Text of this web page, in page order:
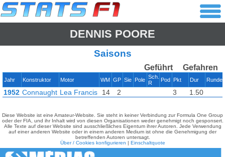
DENNIS POORE
Saisons
Geführt Gefahren
Jahr Konstruktor Motor WM GP Sie Pole Sch.
R
Pod Pkt Dur
1952 Connaught Lea Francis 14 2 3 1.50
Diese Website ist eine Amateur-Website. Sie steht in keiner Verbindung zur Formula One Group
oder der FIA, und ihr Inhalt wird von diesen Organisationen weder genehmigt noch gesponsert.
Alle Texte auf dieser Website sind ausschließliches Eigentum ihrer Autoren. Jede Verwendung
auf einer anderen Website oder in einem anderen Medium ist ohne die Genehmigung der
betreffenden Autoren untersagt.
Über / Cookies konfigurieren | Einschaltquote